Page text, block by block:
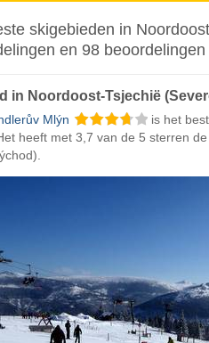
skigebieden in
en 98
in Noordoost-Tsjechië
Mlýn
is het
heeft met 3,7 van de 5 sterren